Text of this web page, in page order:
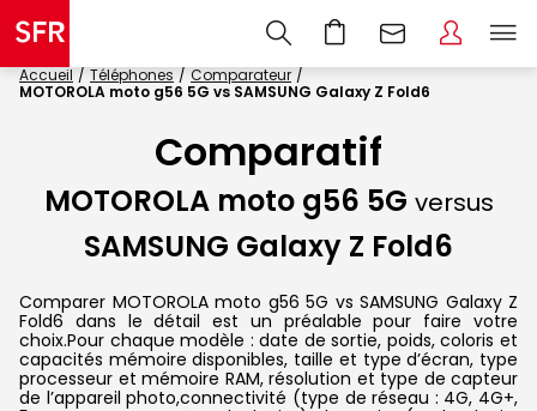
Accueil Téléphones
Comparateur
MOTOROLA moto g56 5G vs SAMSUNG Galaxy Z Fold6
Comparatif
MOTOROLA moto g56 5G versus
SAMSUNG Galaxy Z Fold6
Comparer MOTOROLA moto g56 5G vs SAMSUNG Galaxy Z
Fold6 dans le détail est un préalable pour faire votre
choix.Pour chaque modèle : date de sortie, poids, coloris et
capacités mémoire disponibles, taille et type d’écran, type
processeur et mémoire RAM, résolution et type de capteur
de l’appareil photo,connectivité (type de réseau : 4G, 4G+,